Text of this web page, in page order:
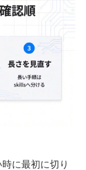
に最初に切り